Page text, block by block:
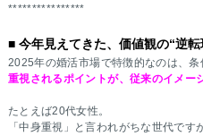
****************
■ 今年見えてきた、価値観の“逆転
2025年の婚活市場で特徴的なのは、条
重視されるポイントが、従来のイメー
たとえば20代女性。
「中身重視」と言われがちな世代です